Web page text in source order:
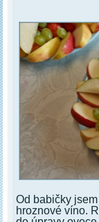
Od babičky
hroznové víno.